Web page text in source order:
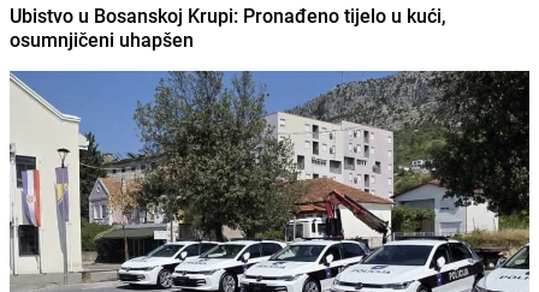
Ubistvo u Bosanskoj Krupi: Pronađeno tijelo u kući,
osumnjičeni uhapšen